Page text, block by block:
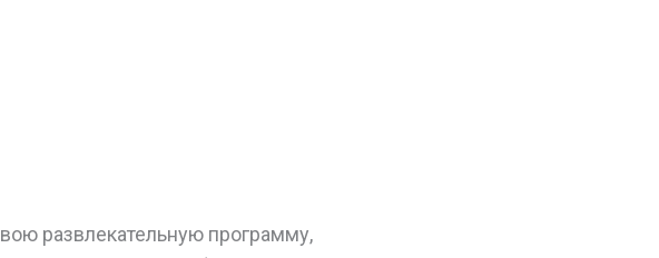
развлекательную программу,